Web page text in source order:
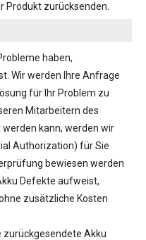
Produkt zurücksenden.
haben,
Wir werden Ihre Anfrage
für Ihr Problem zu
Mitarbeitern des
kann, werden wir
Authorization) für Sie
bewiesen werden
Defekte aufweist,
zusätzliche Kosten
zurückgesendete Akku